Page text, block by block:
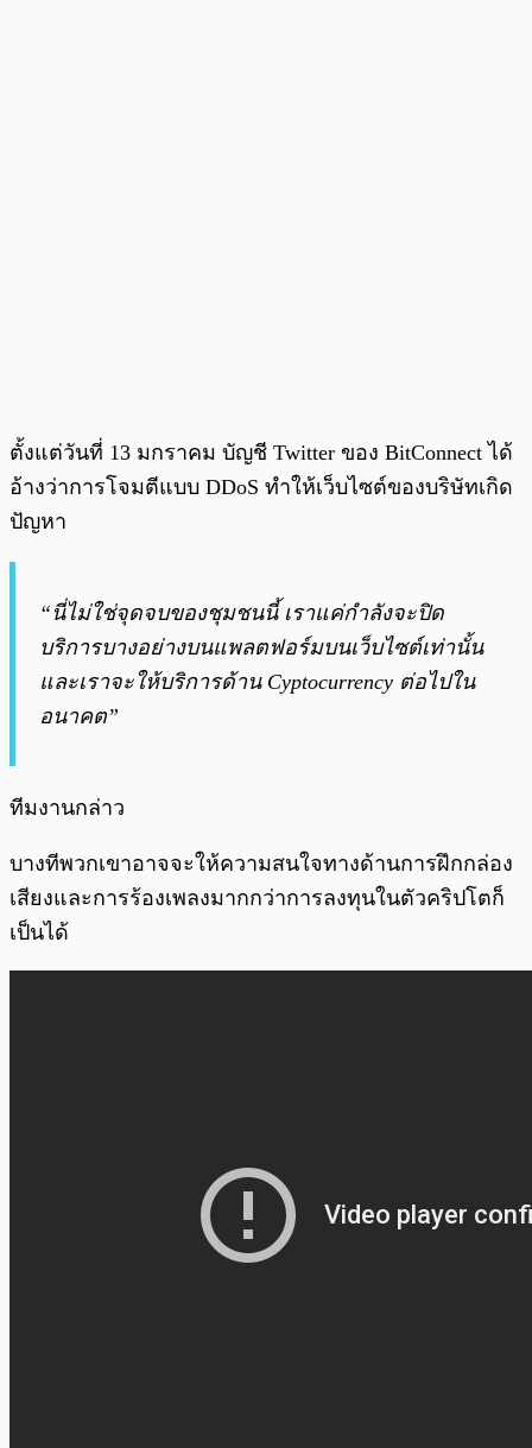
ตั้งแต่วันที่ 13 มกราคม บัญชี Twitter ของ BitConnect ได้
อ้างว่าการโจมตีแบบ DDoS ทำให้เว็บไซต์ของบริษัทเกิด
ปัญหา
“นี่ไม่ใช่จุดจบของชุมชนนี้ เราแค่กำลังจะปิด
บริการบางอย่างบนแพลตฟอร์มบนเว็บไซต์เท่านั้น
และเราจะให้บริการด้าน Cyptocurrency ต่อไปใน
อนาคต”
ทีมงานกล่าว
บางทีพวกเขาอาจจะให้ความสนใจทางด้านการฝึกกล่อง
เสียงและการร้องเพลงมากกว่าการลงทุนในตัวคริปโตก็
เป็นได้